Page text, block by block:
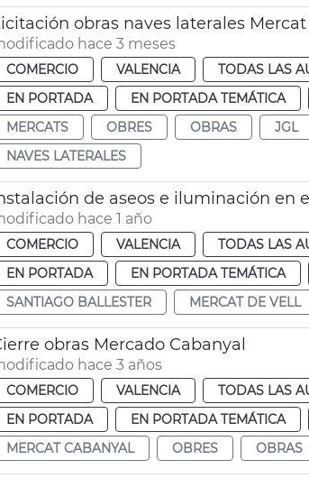
obras naves laterales Mercat
hace 3 meses
COMERCIO VALENCIA TODAS LAS
EN PORTADA
EN PORTADA TEMÁTICA
MERCATS
OBRES OBRAS JGL
NAVES LATERALES
de aseos e iluminación en
hace 1 año
COMERCIO VALENCIA TODAS LAS
EN PORTADA
EN PORTADA TEMÁTICA
SANTIAGO BALLESTER
MERCAT DE VELL
obras Mercado Cabanyal
hace 3 años
COMERCIO VALENCIA TODAS LAS
EN PORTADA
EN PORTADA TEMÁTICA
MERCAT CABANYAL
OBRES OBRAS